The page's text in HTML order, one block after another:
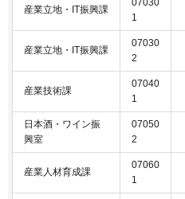
産業立地・IT振興課
07030
1
産業立地・IT振興課
07030
2
産業技術課
07040
1
日本酒・ワイン振
興室
07050
2
産業人材育成課
07060
1